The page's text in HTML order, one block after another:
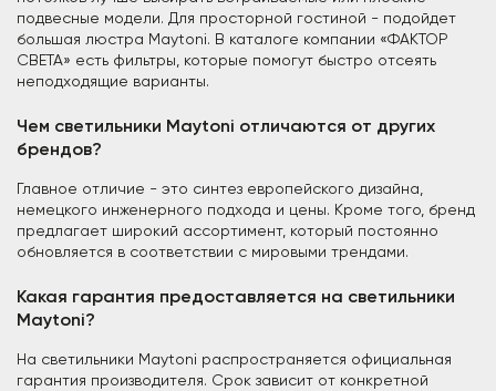
подвесные модели. Для просторной гостиной - подойдет
большая люстра Maytoni. В каталоге компании «ФАКТОР
СВЕТА» есть фильтры, которые помогут быстро отсеять
неподходящие варианты.
Чем светильники Maytoni отличаются от других
брендов?
Главное отличие - это синтез европейского дизайна,
немецкого инженерного подхода и цены. Кроме того, бренд
предлагает широкий ассортимент, который постоянно
обновляется в соответствии с мировыми трендами.
Какая гарантия предоставляется на светильники
Maytoni?
На светильники Maytoni распространяется официальная
гарантия производителя. Срок зависит от конкретной